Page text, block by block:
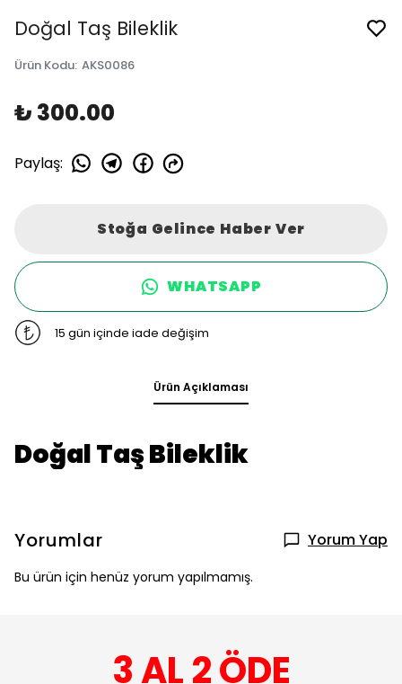
Doğal Taş Bileklik
Ürün Kodu: AKS0086
₺ 300.00
Paylaş:
Stoğa Gelince Haber Ver
WHATSAPP
15 gün içinde iade değişim
Ürün Açıklaması
Doğal Taş Bileklik
Yorumlar Yorum Yap
Bu ürün için henüz yorum yapılmamış.
3 AL 2 ÖDE